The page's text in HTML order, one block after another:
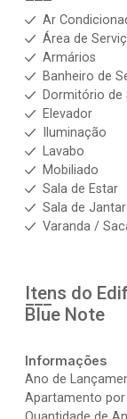
Ar
Área de
Armários
Banheiro de
Dormitório de
Elevador
Iluminação
Lavabo
Mobiliado
Sala de Estar
Sala de Jantar
Varanda /
Itens do
Blue Note
Informações
Ano de
Apartamento por